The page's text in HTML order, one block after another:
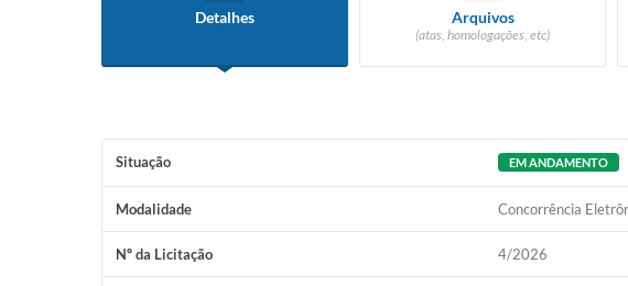
Detalhes Arquivos
(atas, homologações, etc)
Situação EM ANDAMENTO
Modalidade Concorrência
Nº da Licitação 4/2026